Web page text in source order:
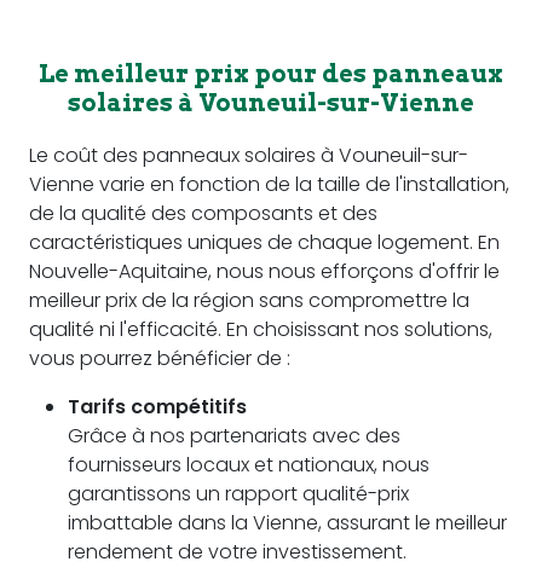
Le meilleur prix pour des panneaux
solaires à Vouneuil-sur-Vienne
Le coût des panneaux solaires à Vouneuil-sur-
Vienne varie en fonction de la taille de l'installation,
de la qualité des composants et des
caractéristiques uniques de chaque logement. En
Nouvelle-Aquitaine, nous nous efforçons d'offrir le
meilleur prix de la région sans compromettre la
qualité ni l'efficacité. En choisissant nos solutions,
vous pourrez bénéficier de :
Tarifs compétitifs
Grâce à nos partenariats avec des
fournisseurs locaux et nationaux, nous
garantissons un rapport qualité-prix
imbattable dans la Vienne, assurant le meilleur
rendement de votre investissement.